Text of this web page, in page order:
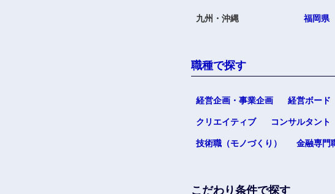
九州・沖縄 福岡県
職種で探す
経営企画・事業企画 経営ボード
クリエイティブ コンサルタント
技術職（モノづくり） 金融専門
こだわり条件で探す